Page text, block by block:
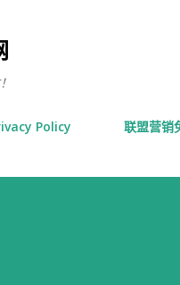
Policy 联盟营